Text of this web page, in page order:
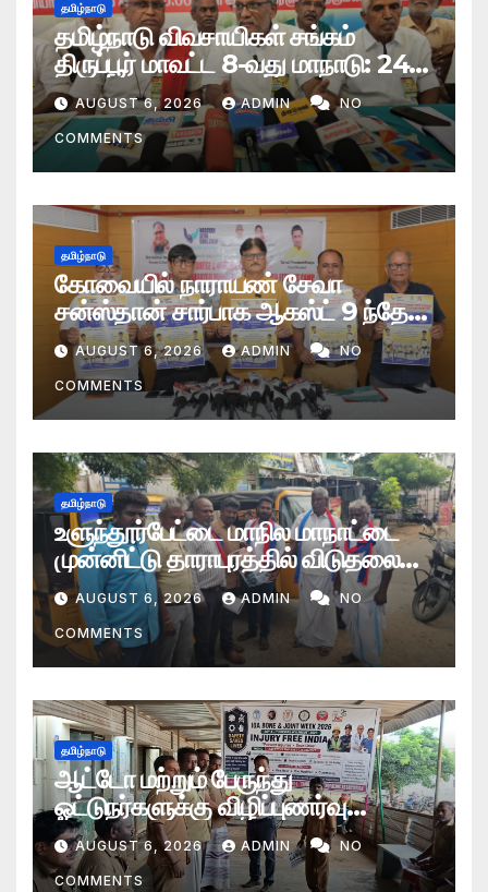
தமிழ்நாடு
தமிழ்நாடு விவசாயிகள் சங்கம்
திருப்பூர் மாவட்ட 8-வது மாநாடு: 24
தீர்மானங்கள் நிறைவேற்றம்
AUGUST 6, 2026 ADMIN NO
COMMENTS
தமிழ்நாடு
கோவையில் நாராயண் சேவா
சன்ஸ்தான் சார்பாக ஆகஸ்ட் 9 ந்தேதி
மாபெரும் இலவச செயற்கை மூட்டு
வழங்கும் முகாம்
AUGUST 6, 2026 ADMIN NO
COMMENTS
தமிழ்நாடு
உளுந்தூர்பேட்டை மாநில மாநாட்டை
முன்னிட்டு தாராபுரத்தில் விடுதலை
சிறுத்தைகள் கட்சியினரின் தீவிர
பிரச்சாரப் பயணம்
AUGUST 6, 2026 ADMIN NO
COMMENTS
தமிழ்நாடு
ஆட்டோ மற்றும் பேருந்து
ஓட்டுநர்களுக்கு விழிப்புணர்வு
நிகழ்ச்சி
AUGUST 6, 2026 ADMIN NO
COMMENTS